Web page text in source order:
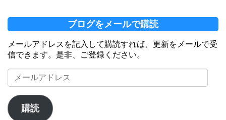
ブログをメールで購読
メールアドレスを記入して購読すれば、更新をメールで受
信できます。是非、ご登録ください。
メ
ー
ア
ド
購読